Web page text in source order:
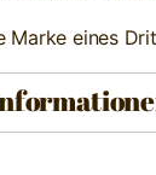
Marke eines